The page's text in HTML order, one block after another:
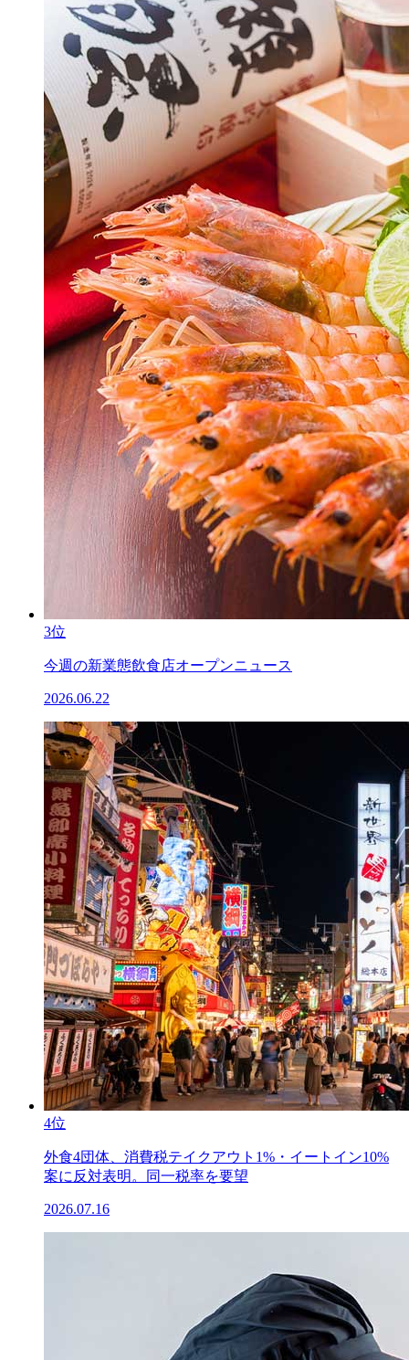
3位
今週の新業態飲食店オープンニュース
2026.06.22
4位
外食4団体、消費税テイクアウト1%・イートイン10%
案に反対表明。同一税率を要望
2026.07.16